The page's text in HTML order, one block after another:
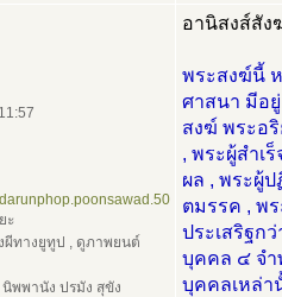
ะ
ผีทางยูทูป , ดูภาพยนต์
พพานัง ปรมัง สุขัง
อานิสงส์สัง
พระสงฆ์นี้
ศาสนา มีอ
สงฆ์ พระอ
, พระผู้สำเ
ผล , พระผู้
ตมรรค , พ
ประเสริฐก
บุคคล ๔ จำ
บุคคลเหล่า